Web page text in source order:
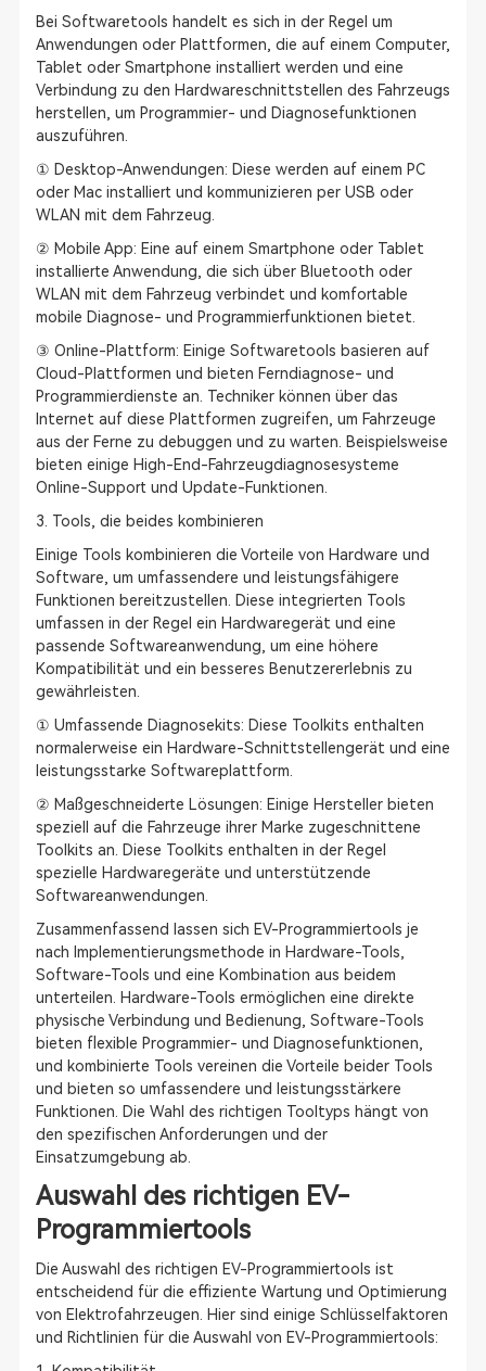
Bei Softwaretools handelt es sich in der Regel um
Anwendungen oder Plattformen, die auf einem Computer,
Tablet oder Smartphone installiert werden und eine
Verbindung zu den Hardwareschnittstellen des Fahrzeugs
herstellen, um Programmier- und Diagnosefunktionen
auszuführen.
① Desktop-Anwendungen: Diese werden auf einem PC
oder Mac installiert und kommunizieren per USB oder
WLAN mit dem Fahrzeug.
② Mobile App: Eine auf einem Smartphone oder Tablet
installierte Anwendung, die sich über Bluetooth oder
WLAN mit dem Fahrzeug verbindet und komfortable
mobile Diagnose- und Programmierfunktionen bietet.
③ Online-Plattform: Einige Softwaretools basieren auf
Cloud-Plattformen und bieten Ferndiagnose- und
Programmierdienste an. Techniker können über das
Internet auf diese Plattformen zugreifen, um Fahrzeuge
aus der Ferne zu debuggen und zu warten. Beispielsweise
bieten einige High-End-Fahrzeugdiagnosesysteme
Online-Support und Update-Funktionen.
3. Tools, die beides kombinieren
Einige Tools kombinieren die Vorteile von Hardware und
Software, um umfassendere und leistungsfähigere
Funktionen bereitzustellen. Diese integrierten Tools
umfassen in der Regel ein Hardwaregerät und eine
passende Softwareanwendung, um eine höhere
Kompatibilität und ein besseres Benutzererlebnis zu
gewährleisten.
① Umfassende Diagnosekits: Diese Toolkits enthalten
normalerweise ein Hardware-Schnittstellengerät und eine
leistungsstarke Softwareplattform.
② Maßgeschneiderte Lösungen: Einige Hersteller bieten
speziell auf die Fahrzeuge ihrer Marke zugeschnittene
Toolkits an. Diese Toolkits enthalten in der Regel
spezielle Hardwaregeräte und unterstützende
Softwareanwendungen.
Zusammenfassend lassen sich EV-Programmiertools je
nach Implementierungsmethode in Hardware-Tools,
Software-Tools und eine Kombination aus beidem
unterteilen. Hardware-Tools ermöglichen eine direkte
physische Verbindung und Bedienung, Software-Tools
bieten flexible Programmier- und Diagnosefunktionen,
und kombinierte Tools vereinen die Vorteile beider Tools
und bieten so umfassendere und leistungsstärkere
Funktionen. Die Wahl des richtigen Tooltyps hängt von
den spezifischen Anforderungen und der
Einsatzumgebung ab.
Auswahl des richtigen EV-
Programmiertools
Die Auswahl des richtigen EV-Programmiertools ist
entscheidend für die effiziente Wartung und Optimierung
von Elektrofahrzeugen. Hier sind einige Schlüsselfaktoren
und Richtlinien für die Auswahl von EV-Programmiertools: